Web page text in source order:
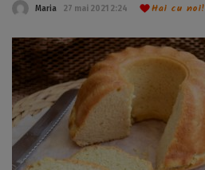
Maria 27 mai 2021 2:24 Hai cu noi!